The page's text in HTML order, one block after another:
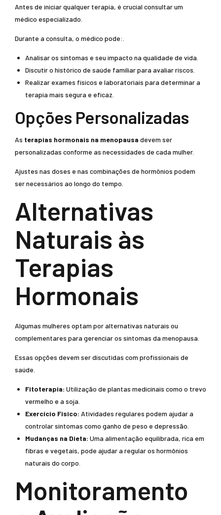
Antes de iniciar qualquer terapia, é crucial consultar um
médico especializado.
Durante a consulta, o médico pode:.
Analisar os sintomas e seu impacto na qualidade de vida.
Discutir o histórico de saúde familiar para avaliar riscos.
Realizar exames físicos e laboratoriais para determinar a
terapia mais segura e eficaz.
Opções Personalizadas
As terapias hormonais na menopausa devem ser
personalizadas conforme as necessidades de cada mulher.
Ajustes nas doses e nas combinações de hormônios podem
ser necessários ao longo do tempo.
Alternativas
Naturais às
Terapias
Hormonais
Algumas mulheres optam por alternativas naturais ou
complementares para gerenciar os sintomas da menopausa.
Essas opções devem ser discutidas com profissionais de
saúde.
Fitoterapia: Utilização de plantas medicinais como o trevo
vermelho e a soja.
Exercício Físico: Atividades regulares podem ajudar a
controlar sintomas como ganho de peso e depressão.
Mudanças na Dieta: Uma alimentação equilibrada, rica em
fibras e vegetais, pode ajudar a regular os hormônios
naturais do corpo.
Monitoramento